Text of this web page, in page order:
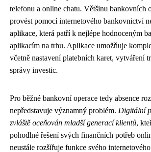
telefonu a online chatu. Většinu bankovních
provést pomocí internetového bankovnictví
aplikace, která patří k nejlépe hodnoceným
aplikacím na trhu. Aplikace umožňuje
včetně nastavení platebních karet, vytváření
správy investic.
Pro běžné bankovní operace tedy absence
nepředstavuje významný problém. Digitální
zvláště oceňován mladší generací klientů,
pohodlné řešení svých finančních potřeb
neustále rozšiřuje funkce svého